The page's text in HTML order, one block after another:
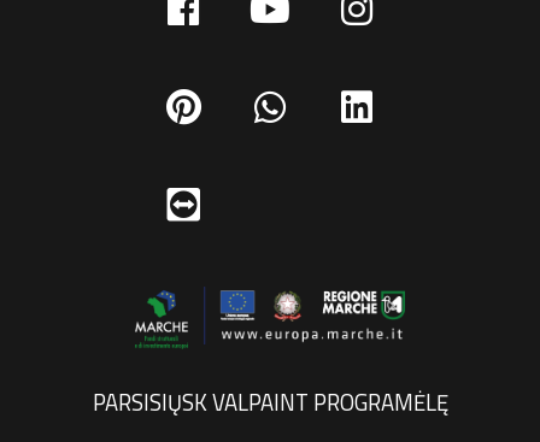
PARSISIŲSK VALPAINT PROGRAMĖLĘ